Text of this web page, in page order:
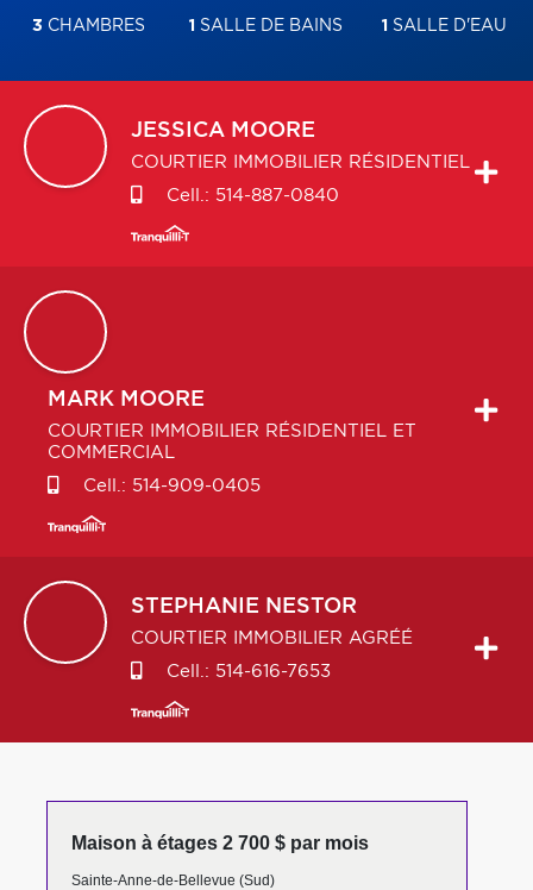
3 CHAMBRES 1 SALLE DE BAINS 1 SALLE D'EAU
JESSICA MOORE
COURTIER IMMOBILIER RÉSIDENTIEL
Cell.: 514-887-0840
MARK MOORE
COURTIER IMMOBILIER RÉSIDENTIEL ET
COMMERCIAL
Cell.: 514-909-0405
STEPHANIE NESTOR
COURTIER IMMOBILIER AGRÉÉ
Cell.: 514-616-7653
Maison à étages 2 700 $ par mois
Sainte-Anne-de-Bellevue (Sud)